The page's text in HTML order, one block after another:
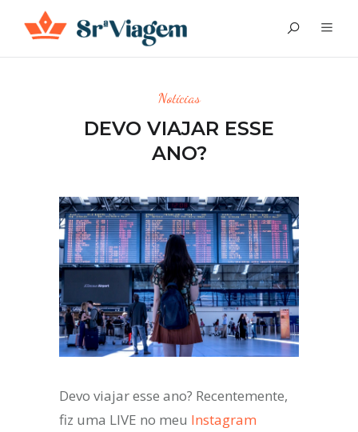
Notícias
DEVO VIAJAR ESSE
ANO?
Devo viajar esse ano? Recentemente,
fiz uma LIVE no meu Instagram